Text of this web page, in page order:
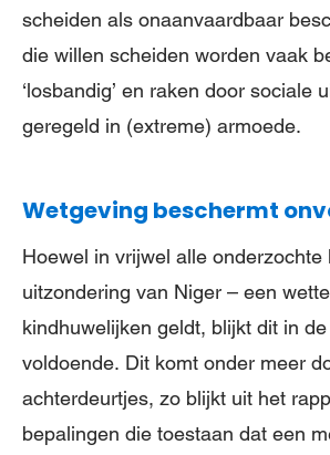
scheiden als onaanvaardbaar
die willen scheiden worden vaak
‘losbandig’ en raken door sociale
geregeld in (extreme) armoede.
Wetgeving beschermt
Hoewel in vrijwel alle onderzochte
uitzondering van Niger – een
kindhuwelijken geldt, blijkt dit in
voldoende. Dit komt onder meer
achterdeurtjes, zo blijkt uit het
bepalingen die toestaan dat een